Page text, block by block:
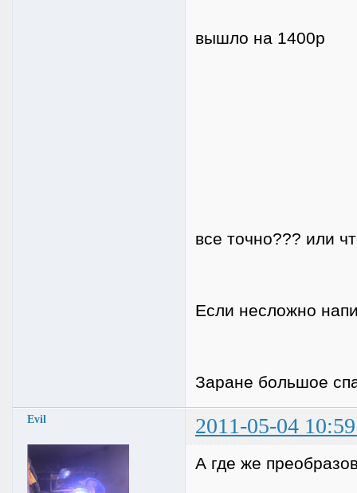
вышло на 1400р
все точно??? или
Если несложно
Заране большое
Evil 2011-05-04
А где же